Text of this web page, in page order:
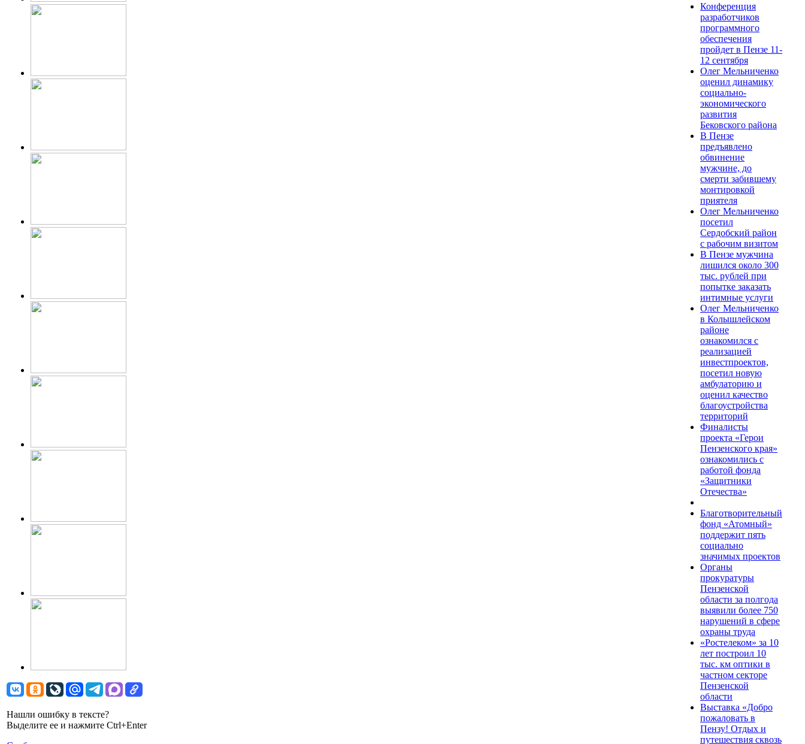
Нашли ошибку в тексте?
Выделите ее и нажмите Ctrl+Enter
Конференция
разработчиков
программного
обеспечения
пройдет в Пензе 11-
12 сентября
Олег Мельниченко
оценил динамику
социально-
экономического
развития
Бековского района
В Пензе
предъявлено
обвинение
мужчине, до
смерти забившему
монтировкой
приятеля
Олег Мельниченко
посетил
Сердобский район
с рабочим визитом
В Пензе мужчина
лишился около 300
тыс. рублей при
попытке заказать
интимные услуги
Олег Мельниченко
в Колышлейском
районе
ознакомился с
реализацией
инвестпроектов,
посетил новую
амбулаторию и
оценил качество
благоустройства
территорий
Финалисты
проекта «Герои
Пензенского края»
ознакомились с
работой фонда
«Защитники
Отечества»
Благотворительный
фонд «Атомный»
поддержит пять
социально
значимых проектов
Органы
прокуратуры
Пензенской
области за полгода
выявили более 750
нарушений в сфере
охраны труда
«Ростелеком» за 10
лет построил 10
тыс. км оптики в
частном секторе
Пензенской
области
Выставка «Добро
пожаловать в
Пензу! Отдых и
путешествия сквозь